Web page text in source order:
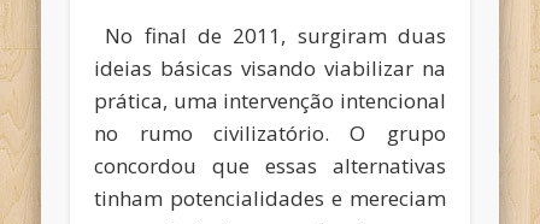
No final de 2011, surgiram duas
ideias básicas visando viabilizar na
prática, uma intervenção intencional
no rumo civilizatório. O grupo
concordou que essas alternativas
tinham potencialidades e mereciam